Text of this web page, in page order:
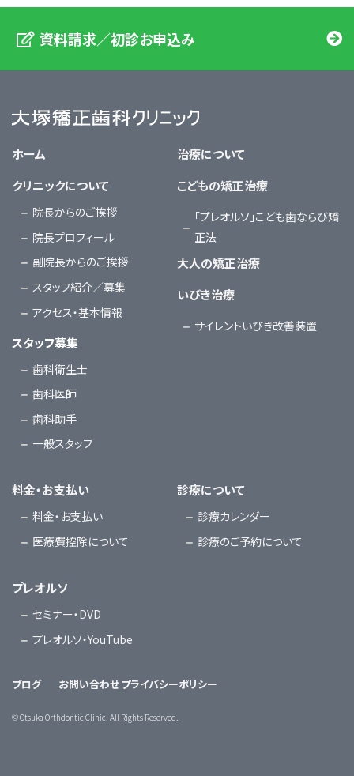
資料請求／初診お申込み
ホーム
クリニックについて
院長からのご挨拶
院長プロフィール
副院長からのご挨拶
スタッフ紹介／募集
アクセス・基本情報
スタッフ募集
歯科衛生士
歯科医師
歯科助手
一般スタッフ
治療について
こどもの矯正治療
「プレオルソ」こども歯ならび矯
正法
大人の矯正治療
いびき治療
サイレントいびき改善装置
料金・お支払い
料金・お支払い
医療費控除について
診療について
診療カレンダー
診療のご予約について
プレオルソ
セミナー・DVD
プレオルソ・YouTube
ブログ お問い合わせプライバシーポリシー
©Otsuka Orthdontic Clinic. All Rights Reserved.